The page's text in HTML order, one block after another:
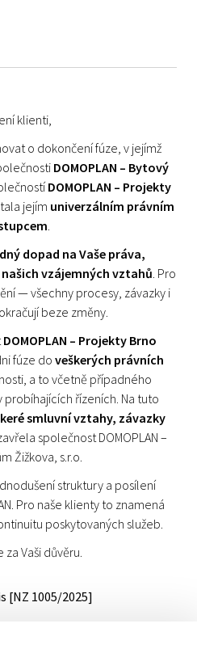
klienti,
o dokončení fúze, v jejímž
DOMOPLAN – Bytový
DOMOPLAN – Projekty
jejím univerzálním právním
.
dopad na Vaše práva,
vzájemných vztahů. Pro
— všechny procesy, závazky i
beze změny.
DOMOPLAN – Projekty Brno
fúze doveškerých právních
a to včetně případného
probíhajících řízeních. Na tuto
smluvní vztahy, závazky
společnost DOMOPLAN –
Žižkova, s.r.o.
struktury a posílení
Pro naše klienty to znamená
poskytovaných služeb.
za Vaši důvěru.
[NZ 1005/2025]